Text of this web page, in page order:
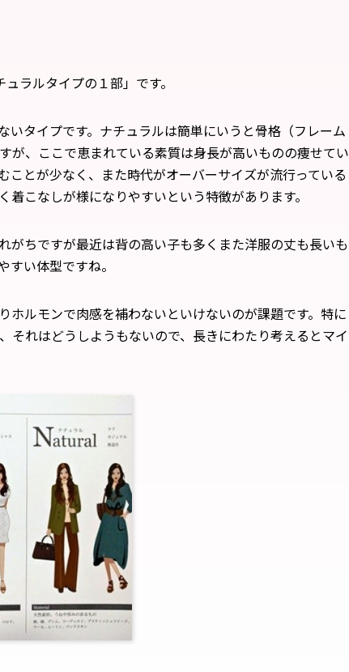
ラルタイプの１部」です。
いタイプです。ナチュラルは簡単にいうと骨格（フレーム
が、ここで恵まれている素質は身長が高いものの痩せてい
ことが少なく、また時代がオーバーサイズが流行っている
着こなしが様になりやすいという特徴があります。
がちですが最近は背の高い子も多くまた洋服の丈も長いも
すい体型ですね。
ホルモンで肉感を補わないといけないのが課題です。特に
それはどうしようもないので、長きにわたり考えるとマイ